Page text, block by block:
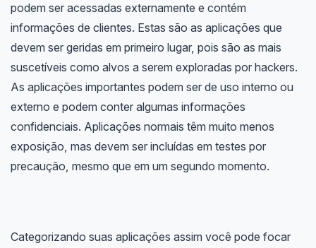
podem ser acessadas externamente e contém
informações de clientes. Estas são as aplicações que
devem ser geridas em primeiro lugar, pois são as mais
suscetíveis como alvos a serem exploradas por hackers.
As aplicações importantes podem ser de uso interno ou
externo e podem conter algumas informações
confidenciais. Aplicações normais têm muito menos
exposição, mas devem ser incluídas em testes por
precaução, mesmo que em um segundo momento.
Categorizando suas aplicações assim você pode focar